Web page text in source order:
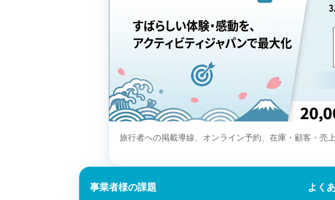
旅行者への掲載導線、オンライン予約、在庫・顧客・売
事業者様の課題 よく